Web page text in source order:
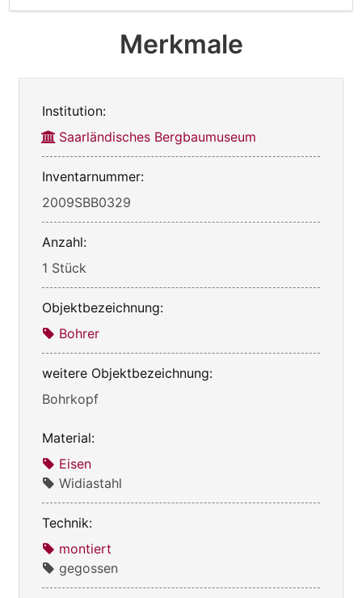
Merkmale
Institution:
Saarländisches Bergbaumuseum
Inventarnummer:
2009SBB0329
Anzahl:
1 Stück
Objektbezeichnung:
Bohrer
weitere Objektbezeichnung:
Bohrkopf
Material:
Eisen
Widiastahl
Technik:
montiert
gegossen